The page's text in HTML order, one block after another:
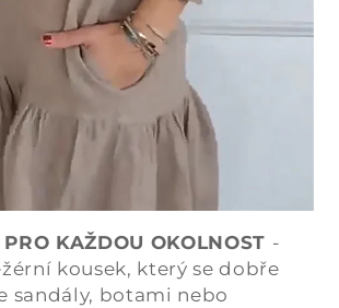
KAŽDOU OKOLNOST -
kousek, který se dobře
sandály, botami nebo